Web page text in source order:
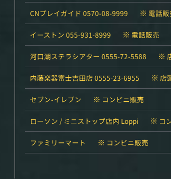
CNプレイガイド 0570-08-9999 ※ 電話販
イーストン 055-931-8999 ※ 電話販売
河口湖ステラシアター 0555-72-5588 ※
内藤楽器富士吉田店 0555-23-6955 ※ 店
セブン-イレブン ※ コンビニ販売
ローソン / ミニストップ店内 Loppi ※ コ
ファミリーマート ※ コンビニ販売